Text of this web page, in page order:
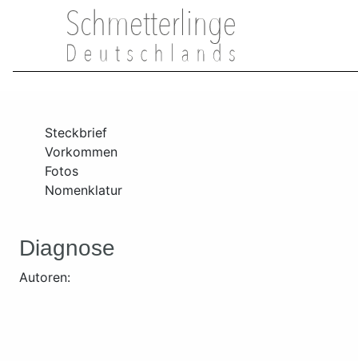
Steckbrief
Vorkommen
Fotos
Nomenklatur
Diagnose
Autoren: